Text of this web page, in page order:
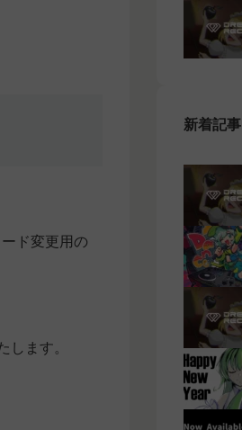
ド変更用の
します。
新着記事